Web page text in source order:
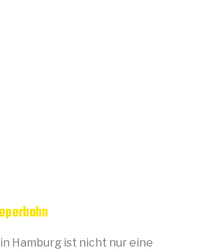
in Hamburg ist nicht nur eine